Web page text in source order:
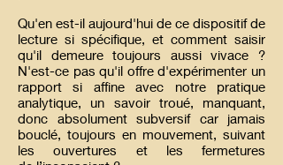
Qu'en est-il aujourd'hui de ce dispositif de
lecture si spécifique, et comment saisir
qu'il demeure toujours aussi vivace ?
N'est-ce pas qu'il offre d'expérimenter un
rapport si affineavec notre pratique
analytique, un savoir troué, manquant,
donc absolument subversif car jamais
bouclé, toujours en mouvement, suivant
les ouvertures et les fermetures